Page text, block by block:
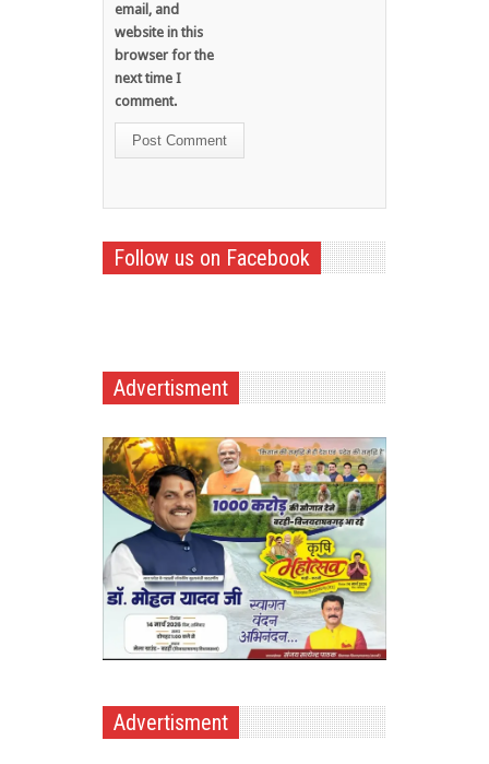
email, and
website in this
browser for the
next time I
comment.
Follow us on Facebook
Advertisment
Advertisment